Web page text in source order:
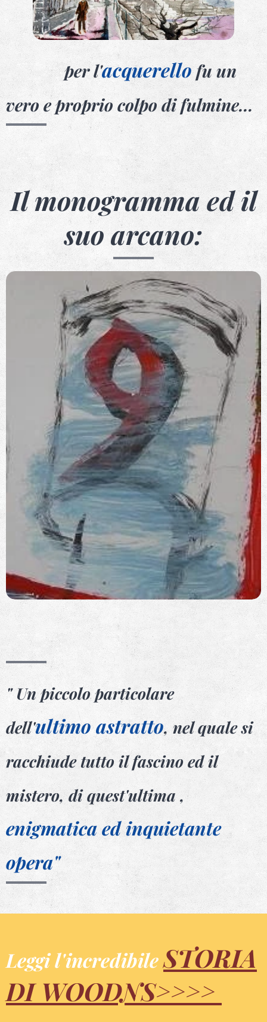
perl'acquerello fu un
vero e proprio colpo di fulmine...
Il monogramma ed il
suo arcano:
" Un piccolo particolare
dell'ultimo astratto, nel quale si
racchiude tutto il fascino ed il
mistero, di quest'ultima ,
enigmatica ed inquietante
opera"
Leggi l'incredibileSTORIA
DI WOODNS>>>>